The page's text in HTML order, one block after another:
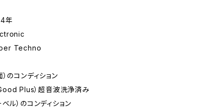
年
Techno
のコンディション
Plus）超音波洗浄済み
ル）のコンディション